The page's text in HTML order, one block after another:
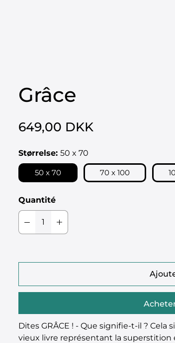
Grâce
649,00 DKK
Størrelse: 50 x 70
50 x 70 70 x 100
Quantité
Dites GRÂCE ! - Que signifie-t-il ?
vieux livre représentant la superstition